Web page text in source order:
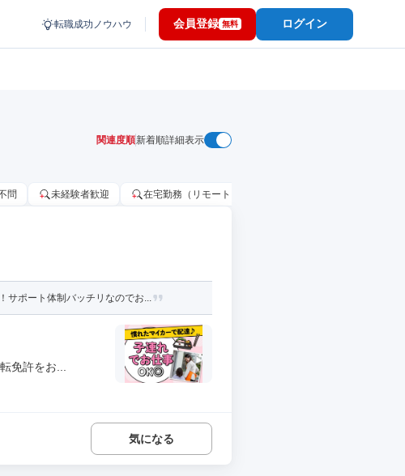
転職成功ノウハウ 会員登録 無料 ログイン
関連度順新着順詳細表示
問 未経験者歓迎 在宅勤務（リモートワーク）OK
サポート体制バッチリなのでお...
免許をお...
気になる